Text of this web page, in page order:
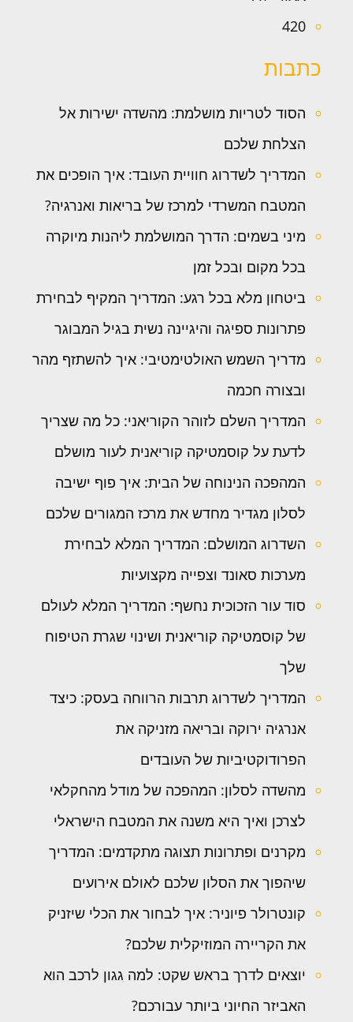
420
כתבות
הסוד לטריות מושלמת: מהשדה ישירות אל
הצלחת שלכם
המדריך לשדרוג חוויית העובד: איך הופכים את
המטבח המשרדי למרכז של בריאות ואנרגיה?
מיני בשמים: הדרך המושלמת ליהנות מיוקרה
בכל מקום ובכל זמן
ביטחון מלא בכל רגע: המדריך המקיף לבחירת
פתרונות ספיגה והיגיינה נשית בגיל המבוגר
מדריך השמש האולטימטיבי: איך להשתזף מהר
ובצורה חכמה
המדריך השלם לזוהר הקוריאני: כל מה שצריך
לדעת על קוסמטיקה קוריאנית לעור מושלם
המהפכה הנינוחה של הבית: איך פוף ישיבה
לסלון מגדיר מחדש את מרכז המגורים שלכם
השדרוג המושלם: המדריך המלא לבחירת
מערכות סאונד וצפייה מקצועיות
סוד עור הזכוכית נחשף: המדריך המלא לעולם
של קוסמטיקה קוריאנית ושינוי שגרת הטיפוח
שלך
המדריך לשדרוג תרבות הרווחה בעסק: כיצד
אנרגיה ירוקה ובריאה מזניקה את
הפרודוקטיביות של העובדים
מהשדה לסלון: המהפכה של מודל מהחקלאי
לצרכן ואיך היא משנה את המטבח הישראלי
מקרנים ופתרונות תצוגה מתקדמים: המדריך
שיהפוך את הסלון שלכם לאולם אירועים
קונטרולר פיוניר: איך לבחור את הכלי שיזניק
את הקריירה המוזיקלית שלכם?
יוצאים לדרך בראש שקט: למה גגון לרכב הוא
האביזר החיוני ביותר עבורכם?